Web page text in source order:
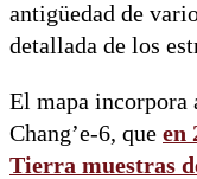
antigüedad de
detallada de los
El mapa incorpora
Chang’e-6, que en
Tierra muestras